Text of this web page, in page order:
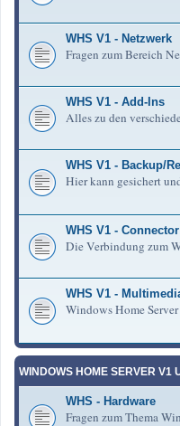
WHS V1 - Netzwerk
Fragen zum Bereich
WHS V1 - Add-Ins
Alles zu den
WHS V1 - Backup/
Hier kann gesichert
WHS V1 -
Die Verbindung zum
WHS V1 -
Windows Home
WINDOWS HOME SERVER V1
WHS - Hardware
Fragen zum Thema